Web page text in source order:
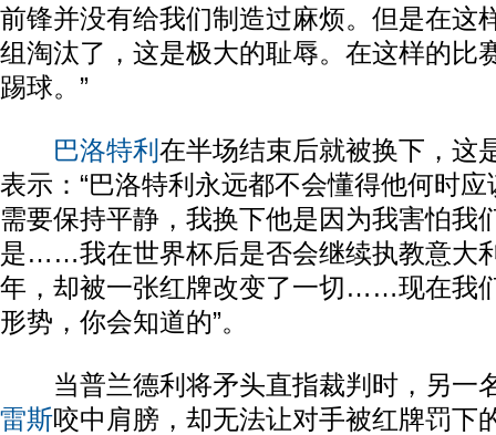
前锋并没有给我们制造过麻烦。但是在这
组淘汰了，这是极大的耻辱。在这样的比
踢球。”
巴洛特利 在半场结束后就被换下，这
表示：“巴洛特利永远都不会懂得他何时
需要保持平静，我换下他是因为我害怕我
是……我在世界杯后是否会继续执教意大
年，却被一张红牌改变了一切……现在我
形势，你会知道的”。
当普兰德利将矛头直指裁判时，另一
雷斯咬中肩膀，却无法让对手被红牌罚下